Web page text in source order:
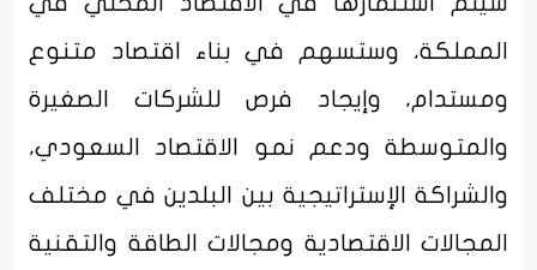
المملكة، وستسهم في بناء اقتصاد متنوع
ومستدام، وإيجاد فرص للشركات الصغيرة
والمتوسطة ودعم نمو الاقتصاد السعودي،
والشراكة الإستراتيجية بين البلدين في مختلف
المجالات الاقتصادية ومجالات الطاقة والتقنية